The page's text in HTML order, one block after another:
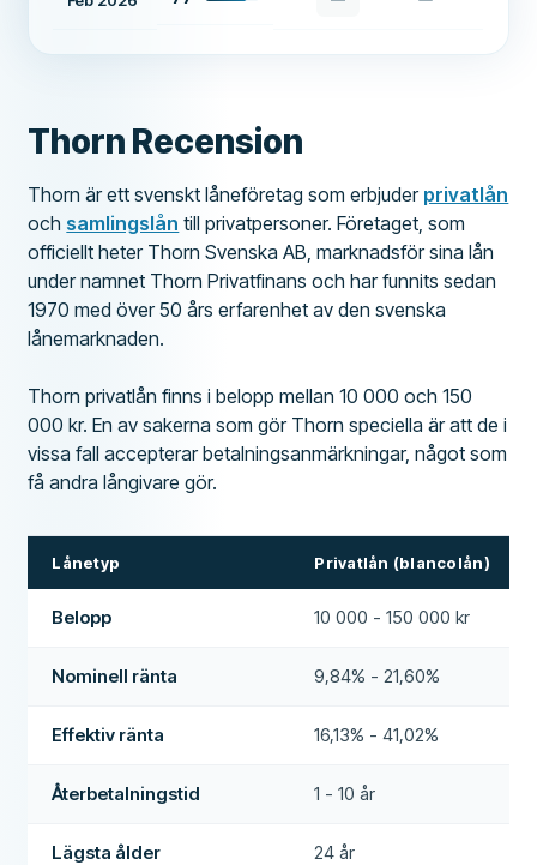
Thorn Recension
Thorn är ett svenskt låneföretag som erbjuder privatlån
och samlingslån till privatpersoner. Företaget, som
officiellt heter Thorn Svenska AB, marknadsför sina lån
under namnet Thorn Privatfinans och har funnits sedan
1970 med över 50 års erfarenhet av den svenska
lånemarknaden.
Thorn privatlån finns i belopp mellan 10 000 och 150
000 kr. En av sakerna som gör Thorn speciella är att de i
vissa fall accepterar betalningsanmärkningar, något som
få andra långivare gör.
Lånetyp Privatlån (blancolån)
Belopp 10 000 - 150 000 kr
Nominell ränta 9,84% - 21,60%
Effektiv ränta 16,13% - 41,02%
Återbetalningstid 1 - 10 år
Lägsta ålder 24 år